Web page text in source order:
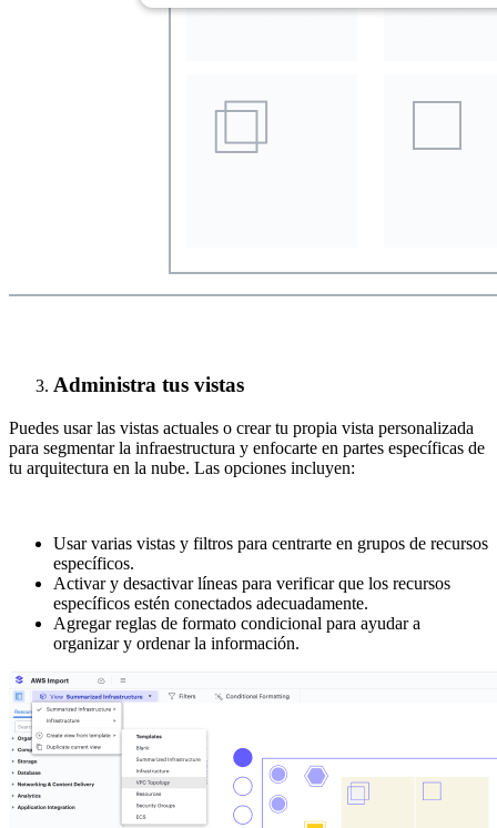
Administra tus vistas
Puedes usar las vistas actuales o crear tu propia vista personalizada
para segmentar la infraestructura y enfocarte en partes específicas de
tu arquitectura en la nube. Las opciones incluyen:
Usar varias vistas y filtros para centrarte en grupos de recursos
específicos.
Activar y desactivar líneas para verificar que los recursos
específicos estén conectados adecuadamente.
Agregar reglas de formato condicional para ayudar a
organizar y ordenar la información.